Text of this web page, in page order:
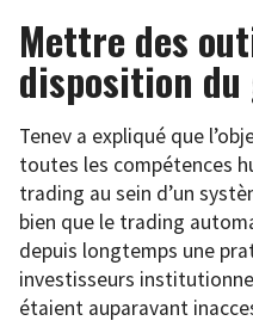
Mettre des
disposition
Tenev a expliqué que
toutes les compétences
trading au sein d’un
bien que le trading
depuis longtemps une
investisseurs
étaient auparavant